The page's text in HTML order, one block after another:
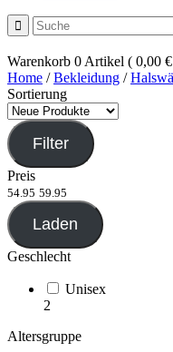
Warenkorb 0 Artikel ( 0,00 €
Home / Bekleidung /
Sortierung
Filter
Preis
54.95 59.95
Laden
Geschlecht
Unisex
2
Altersgruppe